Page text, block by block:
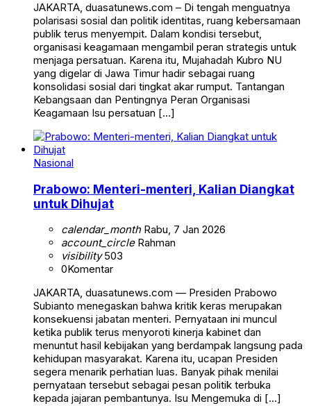
JAKARTA, duasatunews.com – Di tengah menguatnya
polarisasi sosial dan politik identitas, ruang kebersamaan
publik terus menyempit. Dalam kondisi tersebut,
organisasi keagamaan mengambil peran strategis untuk
menjaga persatuan. Karena itu, Mujahadah Kubro NU
yang digelar di Jawa Timur hadir sebagai ruang
konsolidasi sosial dari tingkat akar rumput. Tantangan
Kebangsaan dan Pentingnya Peran Organisasi
Keagamaan Isu persatuan […]
Nasional
Prabowo: Menteri-menteri, Kalian Diangkat
untuk Dihujat
calendar_monthRabu, 7 Jan 2026
account_circleRahman
visibility503
0Komentar
JAKARTA, duasatunews.com — Presiden Prabowo
Subianto menegaskan bahwa kritik keras merupakan
konsekuensi jabatan menteri. Pernyataan ini muncul
ketika publik terus menyoroti kinerja kabinet dan
menuntut hasil kebijakan yang berdampak langsung pada
kehidupan masyarakat. Karena itu, ucapan Presiden
segera menarik perhatian luas. Banyak pihak menilai
pernyataan tersebut sebagai pesan politik terbuka
kepada jajaran pembantunya. Isu Mengemuka di […]